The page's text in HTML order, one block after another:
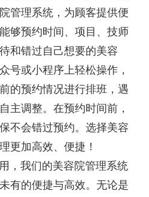
管理系统，为顾客提供便
够预约时间、项目、技师
和错过自己想要的美容
号或小程序上轻松操作，
的预约情况进行排班，遇
主调整。在预约时间前，
不会错过预约。选择美容
更加高效、便捷！
，我们的美容院管理系统
有的便捷与高效。无论是